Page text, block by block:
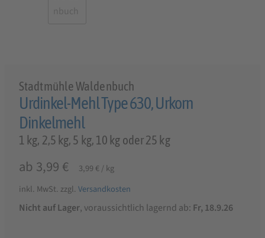
Stadtmühle Waldenbuch
Urdinkel-Mehl Type 630, Urkorn
Dinkelmehl
1 kg, 2,5 kg, 5 kg, 10 kg oder 25 kg
ab 3,99 € 3,99 €/kg
inkl. MwSt. zzgl. Versandkosten
Nicht auf Lager, voraussichtlich lagernd ab: Fr, 18.9.26